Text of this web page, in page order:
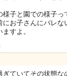
様子と園での様子
にお子さんにバレ
すよ。
ぎていてその状態な